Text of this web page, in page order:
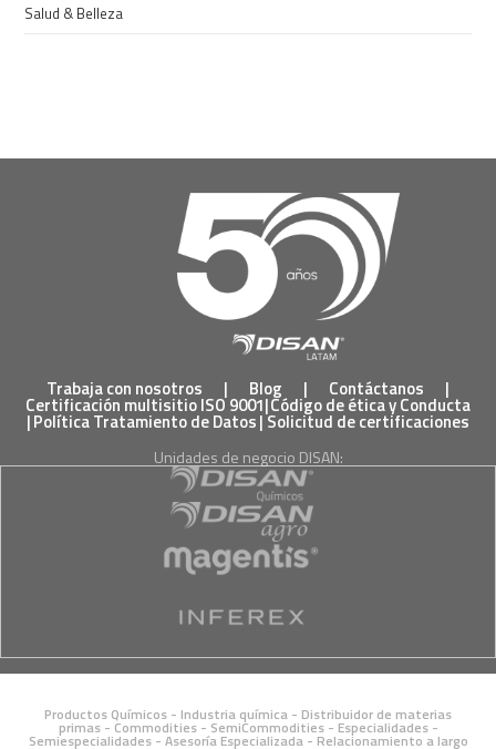
Salud & Belleza
Trabaja con nosotros | Blog | Contáctanos |
Certificación multisitio ISO 9001|Código de ética y Conducta
|Política Tratamiento de Datos|Solicitud de certificaciones
Unidades de negocio DISAN:
Productos Químicos - Industria química - Distribuidor de materias
primas - Commodities - SemiCommodities - Especialidades -
Semiespecialidades - Asesoría Especializada - Relacionamiento a largo